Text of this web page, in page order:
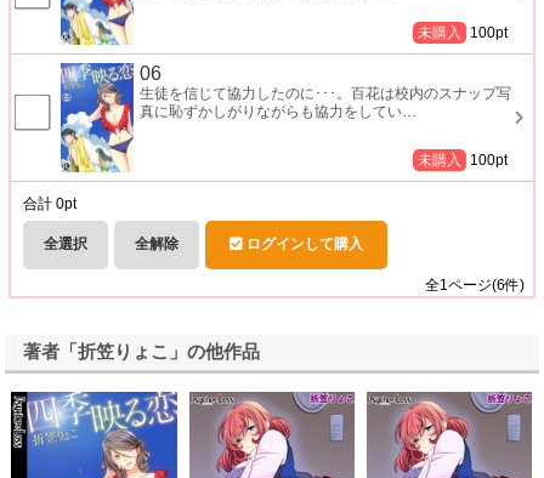
未購入 100pt
06
生徒を信じて協力したのに･･･。百花は校内のスナップ写
真に恥ずかしがりながらも協力をしてい
未購入 100pt
合計 0pt
全選択 全解除 ログインして購入
全1 ページ(6件)
著者「折笠りょこ」の他作品